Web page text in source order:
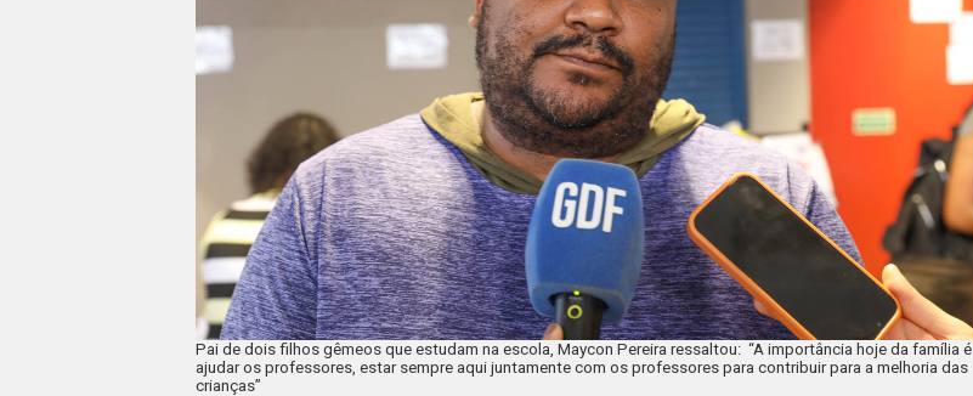
Pai de dois filhos gêmeos que estudam na escola, Maycon Pereira ressaltou: “A importância hoje da família é
ajudar os professores, estar sempre aqui juntamente com os professores para contribuir para a melhoria das
crianças”